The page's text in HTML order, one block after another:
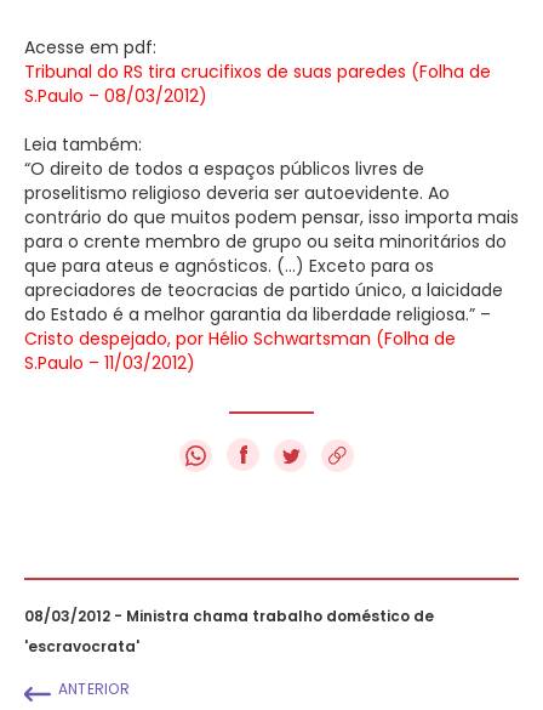
Acesse em pdf:
Tribunal do RS tira crucifixos de suas paredes (Folha de
S.Paulo – 08/03/2012)
Leia também:
“O direito de todos a espaços públicos livres de
proselitismo religioso deveria ser autoevidente. Ao
contrário do que muitos podem pensar, isso importa mais
para o crente membro de grupo ou seita minoritários do
que para ateus e agnósticos. (…) Exceto para os
apreciadores de teocracias de partido único, a laicidade
do Estado é a melhor garantia da liberdade religiosa.” –
Cristo despejado, por Hélio Schwartsman (Folha de
S.Paulo – 11/03/2012)
f
08/03/2012 - Ministra chama trabalho doméstico de
'escravocrata'
ANTERIOR